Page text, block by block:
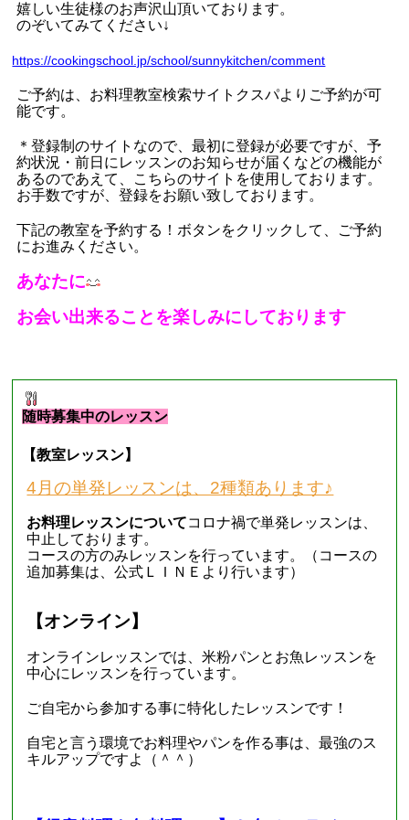
嬉しい生徒様のお声沢山頂いております。
のぞいてみてください↓
https://cookingschool.jp/school/sunnykitchen/comment
ご予約は、お料理教室検索サイトクスパよりご予約が可
能です。
＊登録制のサイトなので、最初に登録が必要ですが、予
約状況・前日にレッスンのお知らせが届くなどの機能が
あるのであえて、こちらのサイトを使用しております。
お手数ですが、登録をお願い致しております。
下記の教室を予約する！ボタンをクリックして、ご予約
にお進みください。
あなたに
お会い出来ることを楽しみにしております
随時募集中のレッスン
【教室レッスン】
4月の単発レッスンは、2種類あります♪
お料理レッスンについてコロナ禍で単発レッスンは、
中止しております。
コースの方のみレッスンを行っています。（コースの
追加募集は、公式ＬＩＮＥより行います）
【オンライン】
オンラインレッスンでは、米粉パンとお魚レッスンを
中心にレッスンを行っています。
ご自宅から参加する事に特化したレッスンです！
自宅と言う環境でお料理やパンを作る事は、最強のス
キルアップですよ（＾＾）